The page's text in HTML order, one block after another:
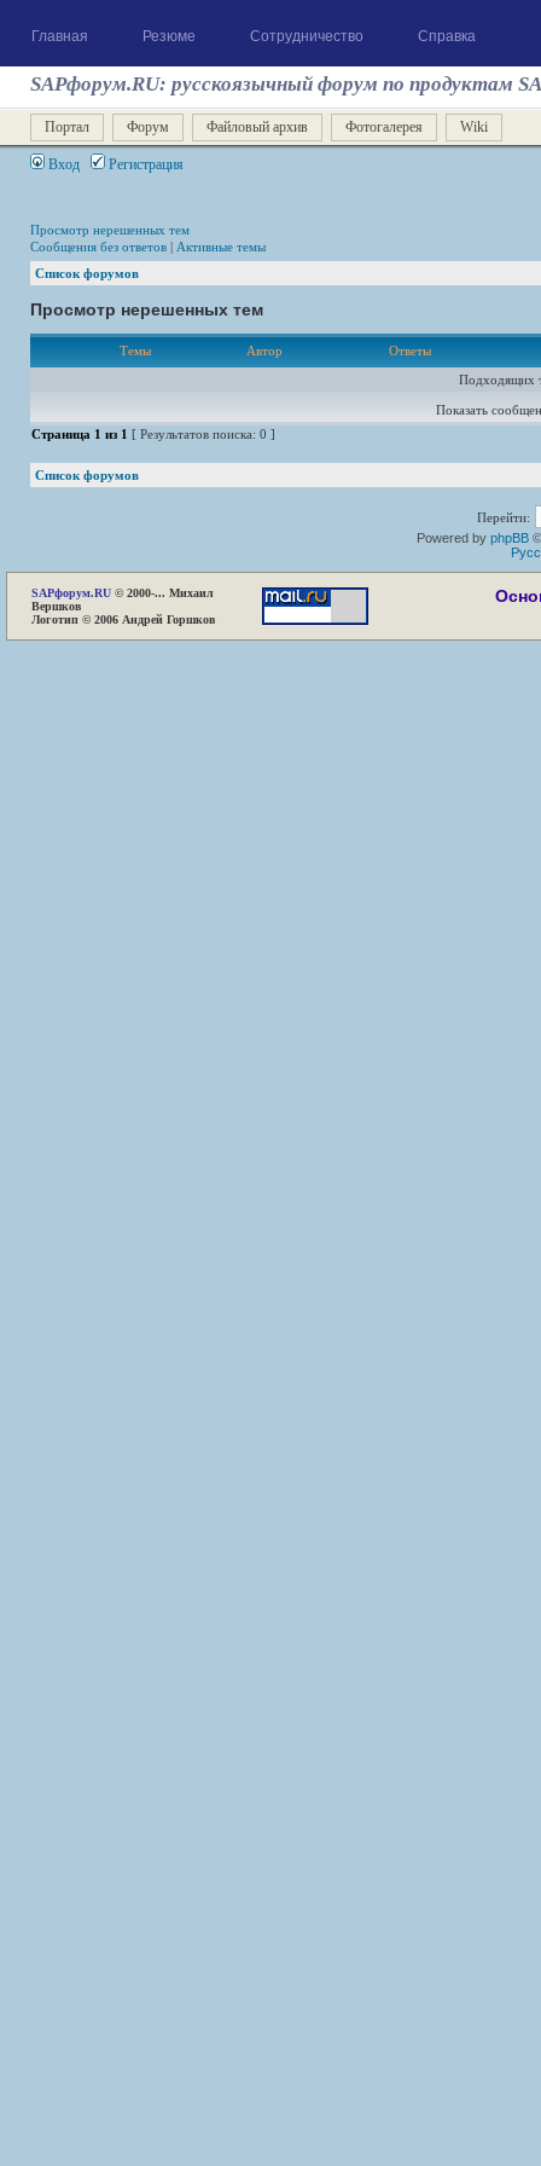
Главная Резюме Сотрудничество Справка
SAPфорум.RU: русскоязычный форум по продуктам
Портал Форум Файловый архив Фотогалерея Wiki
Вход Регистрация
Просмотр нерешенных тем
Сообщения без ответов | Активные темы
Список форумов
Просмотр нерешенных тем
Темы Автор
Ответы
Подходящих
Показать
Страница 1 из 1 [ Результатов поиска: 0 ]
Список форумов
Перейти:
Powered by phpBB
SAPфорум.RU © 2000-... Михаил
Вершков
Логотип © 2006 Андрей Горшков